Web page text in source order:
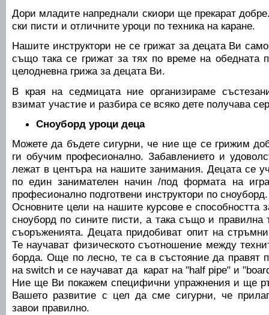
Дори младите напреднали скиори ще прекарат
ски писти и отличните уроци по техника на каране.
Нашите инструктори не се грижат за децата Ви
също така се грижат за тях по време на обедната
целодневна грижа за децата Ви.
В края на седмицата ние организираме
взимат участие и разбира се всяко дете получава
Сноуборд уроци деца
Можете да бъдете сигурни, че ние ще се грижим
ги обучим професионално. Забавлението и
лежат в центъра на нашите занимания. Децата се
по един занимателен начин /под формата на
професионално подготвени инструктори по сноуборд.
Основните цели на нашите курсове е способността
сноуборд по сините писти, а така също и правилна
съоръженията. Децата придобиват опит на
Те научават физическото съотношение между
борда. Още по лесно, те са в състояние да правят
на switch и се научават да карат на "half pipe" и
Ние ще Ви покажем специфични упражнения и ще
Вашето развитие с цел да сме сигурни, че
завои правилно.